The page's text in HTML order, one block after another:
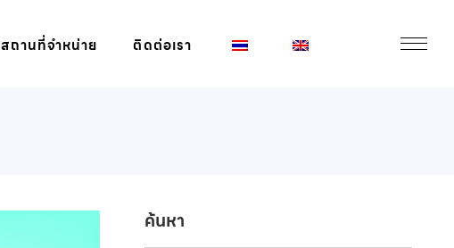
สถานที่จำหน่าย ติดต่อเรา
ค้นหา